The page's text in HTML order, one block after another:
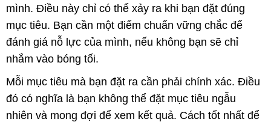
mình. Điều này chỉ có thể xảy ra khi bạn đặt đúng
mục tiêu. Bạn cần một điểm chuẩn vững chắc để
đánh giá nỗ lực của mình, nếu không bạn sẽ chỉ
nhắm vào bóng tối.
Mỗi mục tiêu mà bạn đặt ra cần phải chính xác. Điều
đó có nghĩa là bạn không thể đặt mục tiêu ngẫu
nhiên và mong đợi để xem kết quả. Cách tốt nhất để